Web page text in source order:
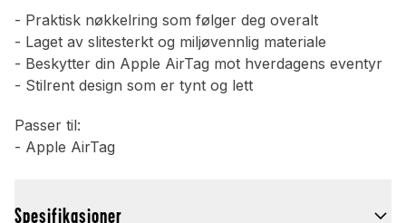
- Praktisk nøkkelring som følger deg overalt
- Laget av slitesterkt og miljøvennlig materiale
- Beskytter din Apple AirTag mot hverdagens eventyr
- Stilrent design som er tynt og lett
Passer til:
- Apple AirTag
Spesifikasjoner